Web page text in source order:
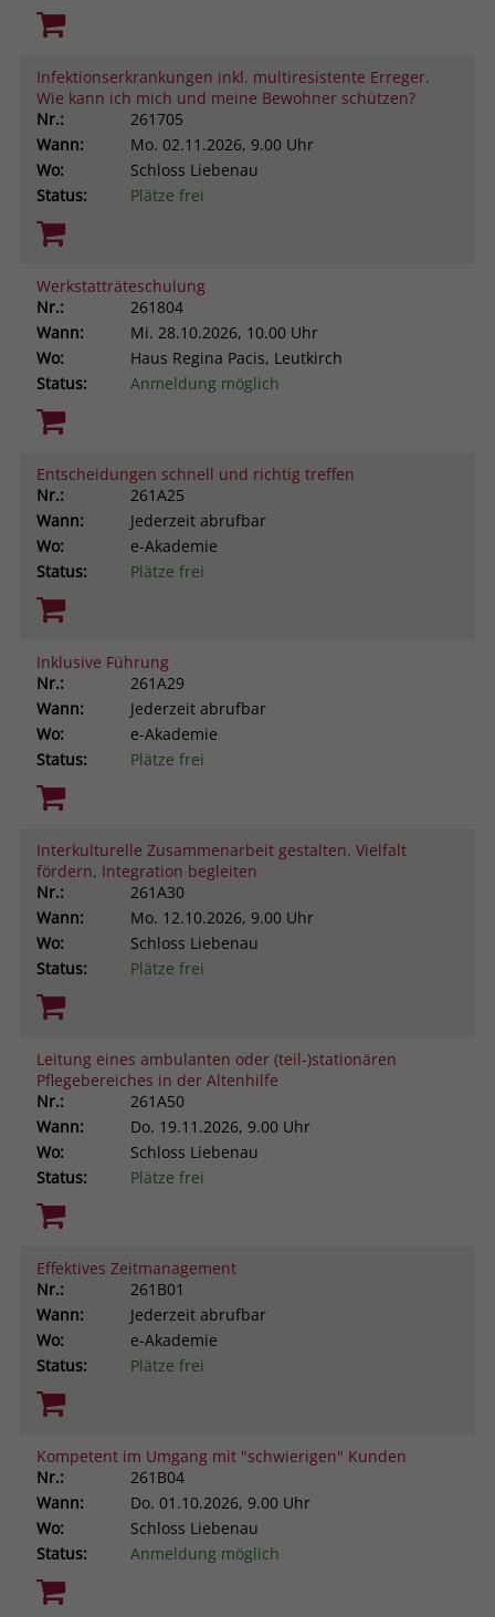
Infektionserkrankungen inkl. multiresistente Erreger.
Wie kann ich mich und meine Bewohner schützen?
Nr.:
261705
Wann:
Mo. 02.11.2026, 9.00 Uhr
Wo:
Schloss Liebenau
Status:
Plätze frei
Werkstatträteschulung
Nr.:
261804
Wann:
Mi. 28.10.2026, 10.00 Uhr
Wo:
Haus Regina Pacis, Leutkirch
Status:
Anmeldung möglich
Entscheidungen schnell und richtig treffen
Nr.:
261A25
Wann:
Jederzeit abrufbar
Wo:
e-Akademie
Status:
Plätze frei
Inklusive Führung
Nr.:
261A29
Wann:
Jederzeit abrufbar
Wo:
e-Akademie
Status:
Plätze frei
Interkulturelle Zusammenarbeit gestalten. Vielfalt
fördern, Integration begleiten
Nr.:
261A30
Wann:
Mo. 12.10.2026, 9.00 Uhr
Wo:
Schloss Liebenau
Status:
Plätze frei
Leitung eines ambulanten oder (teil-)stationären
Pflegebereiches in der Altenhilfe
Nr.:
261A50
Wann:
Do. 19.11.2026, 9.00 Uhr
Wo:
Schloss Liebenau
Status:
Plätze frei
Effektives Zeitmanagement
Nr.:
261B01
Wann:
Jederzeit abrufbar
Wo:
e-Akademie
Status:
Plätze frei
Kompetent im Umgang mit "schwierigen" Kunden
Nr.:
261B04
Wann:
Do. 01.10.2026, 9.00 Uhr
Wo:
Schloss Liebenau
Status:
Anmeldung möglich